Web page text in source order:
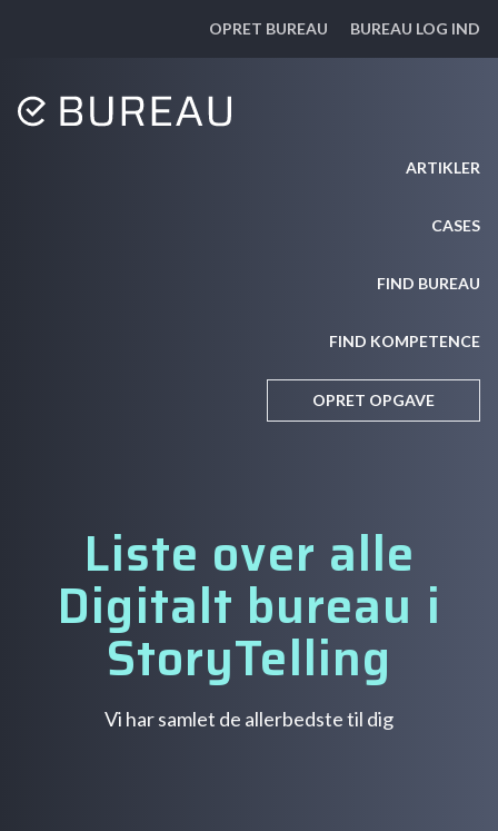
OPRET BUREAU BUREAU LOG IND
ARTIKLER
CASES
FIND BUREAU
FIND KOMPETENCE
OPRET OPGAVE
Liste over alle
Digitalt bureau i
StoryTelling
Vi har samlet de allerbedste til dig